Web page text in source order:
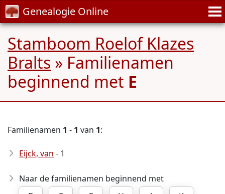
Genealogie Online
Stamboom Roelof Klazes
Bralts » Familienamen
beginnend met E
Familienamen 1 - 1 van 1:
Eijck, van - 1
Naar de familienamen beginnend met